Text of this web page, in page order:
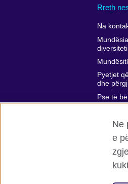
Rreth
Na
diversiteti
Pyetjet
dhe
Pse të
Affiliate
Ne
e